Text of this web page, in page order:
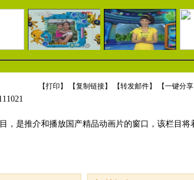
【打印 】 【复制链接】 【转发邮件】 【一键分享
，是推介和播放国产精品动画片的窗口，该栏目将